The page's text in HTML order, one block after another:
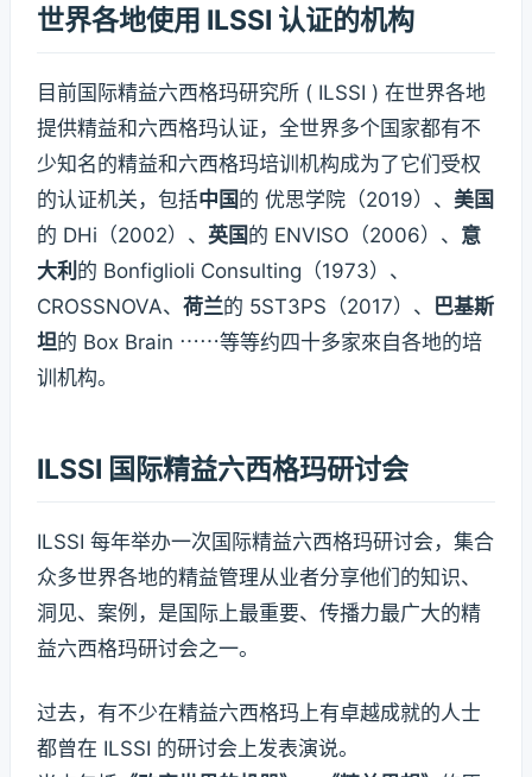
世界各地使用 ILSSI 认证的机构
目前国际精益六西格玛研究所 ( ILSSI ) 在世界各地
提供精益和六西格玛认证，全世界多个国家都有不
少知名的精益和六西格玛培训机构成为了它们受权
的认证机关，包括中国的 优思学院（2019）、 美国
的 DHi（2002）、 英国的 ENVISO（2006）、 意
大利 的 Bonfiglioli Consulting（1973）、
CROSSNOVA、 荷兰的 5ST3PS（2017）、
巴基斯
坦的 Box Brain ⋯⋯等等约四十多家來自各地的培
训机构。
ILSSI 国际精益六西格玛研讨会
ILSSI 每年举办一次国际精益六西格玛研讨会，集合
众多世界各地的精益管理从业者分享他们的知识、
洞见、案例，是国际上最重要、传播力最广大的精
益六西格玛研讨会之一。
过去，有不少在精益六西格玛上有卓越成就的人士
都曾在 ILSSI 的研讨会上发表演说。